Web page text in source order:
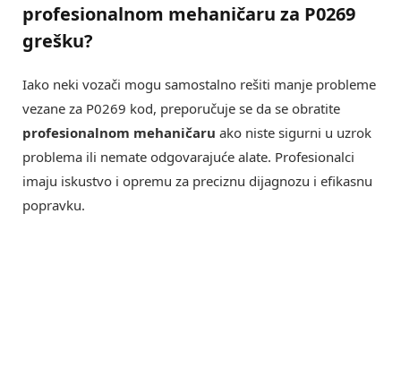
profesionalnom mehaničaru za P0269
grešku?
Iako neki vozači mogu samostalno rešiti manje probleme
vezane za P0269 kod, preporučuje se da se obratite
profesionalnom mehaničaru ako niste sigurni u uzrok
problema ili nemate odgovarajuće alate. Profesionalci
imaju iskustvo i opremu za preciznu dijagnozu i efikasnu
popravku.